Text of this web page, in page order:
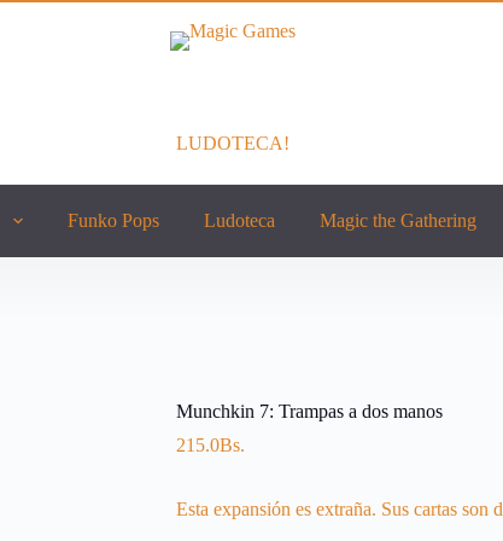
LUDOTECA!
Funko Pops Ludoteca Magic the Gathering
Munchkin 7: Trampas a dos manos
215.0Bs.
Esta expansión es extraña. Sus cartas son